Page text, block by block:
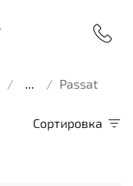
... Passat
Сортировка